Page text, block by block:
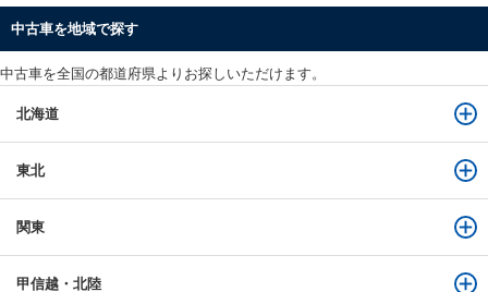
中古車を地域で探す
中古車を全国の都道府県よりお探しいただけます。
北海道
東北
関東
甲信越・北陸